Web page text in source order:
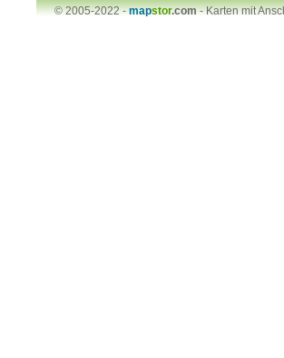
© 2005-2022 -mapstor.com-Karten mit